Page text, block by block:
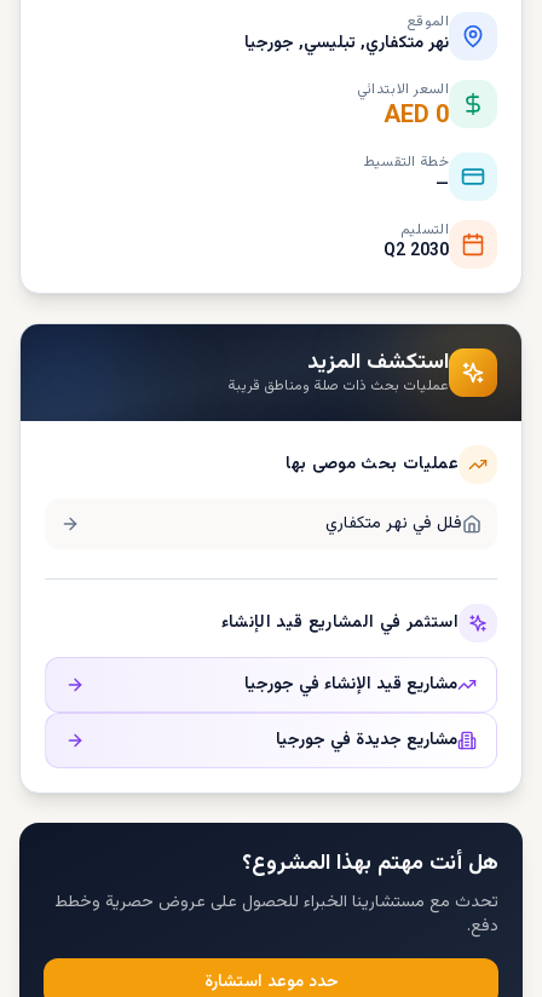
الموقع
نهر متكفاري, تبليسي, جورجيا
السعر الابتدائي
AED 0
خطة التقسيط
—
التسليم
Q2 2030
استكشف المزيد
عمليات بحث ذات صلة ومناطق قريبة
عمليات بحث موصى بها
فلل في نهر متكفاري
استثمر في المشاريع قيد الإنشاء
مشاريع قيد الإنشاء في جورجيا
مشاريع جديدة في جورجيا
هل أنت مهتم بهذا المشروع؟
تحدث مع مستشارينا الخبراء للحصول على عروض حصرية وخطط
دفع.
حدد موعد استشارة